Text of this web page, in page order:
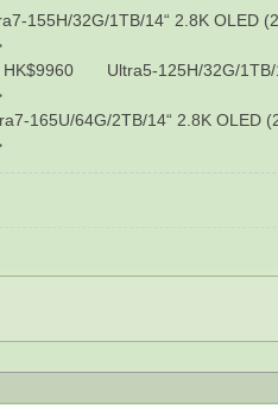
155H/32G/1TB/14“ 2.8K OLED
Ultra5-125H/32G/1TB/
165U/64G/2TB/14“ 2.8K OLED